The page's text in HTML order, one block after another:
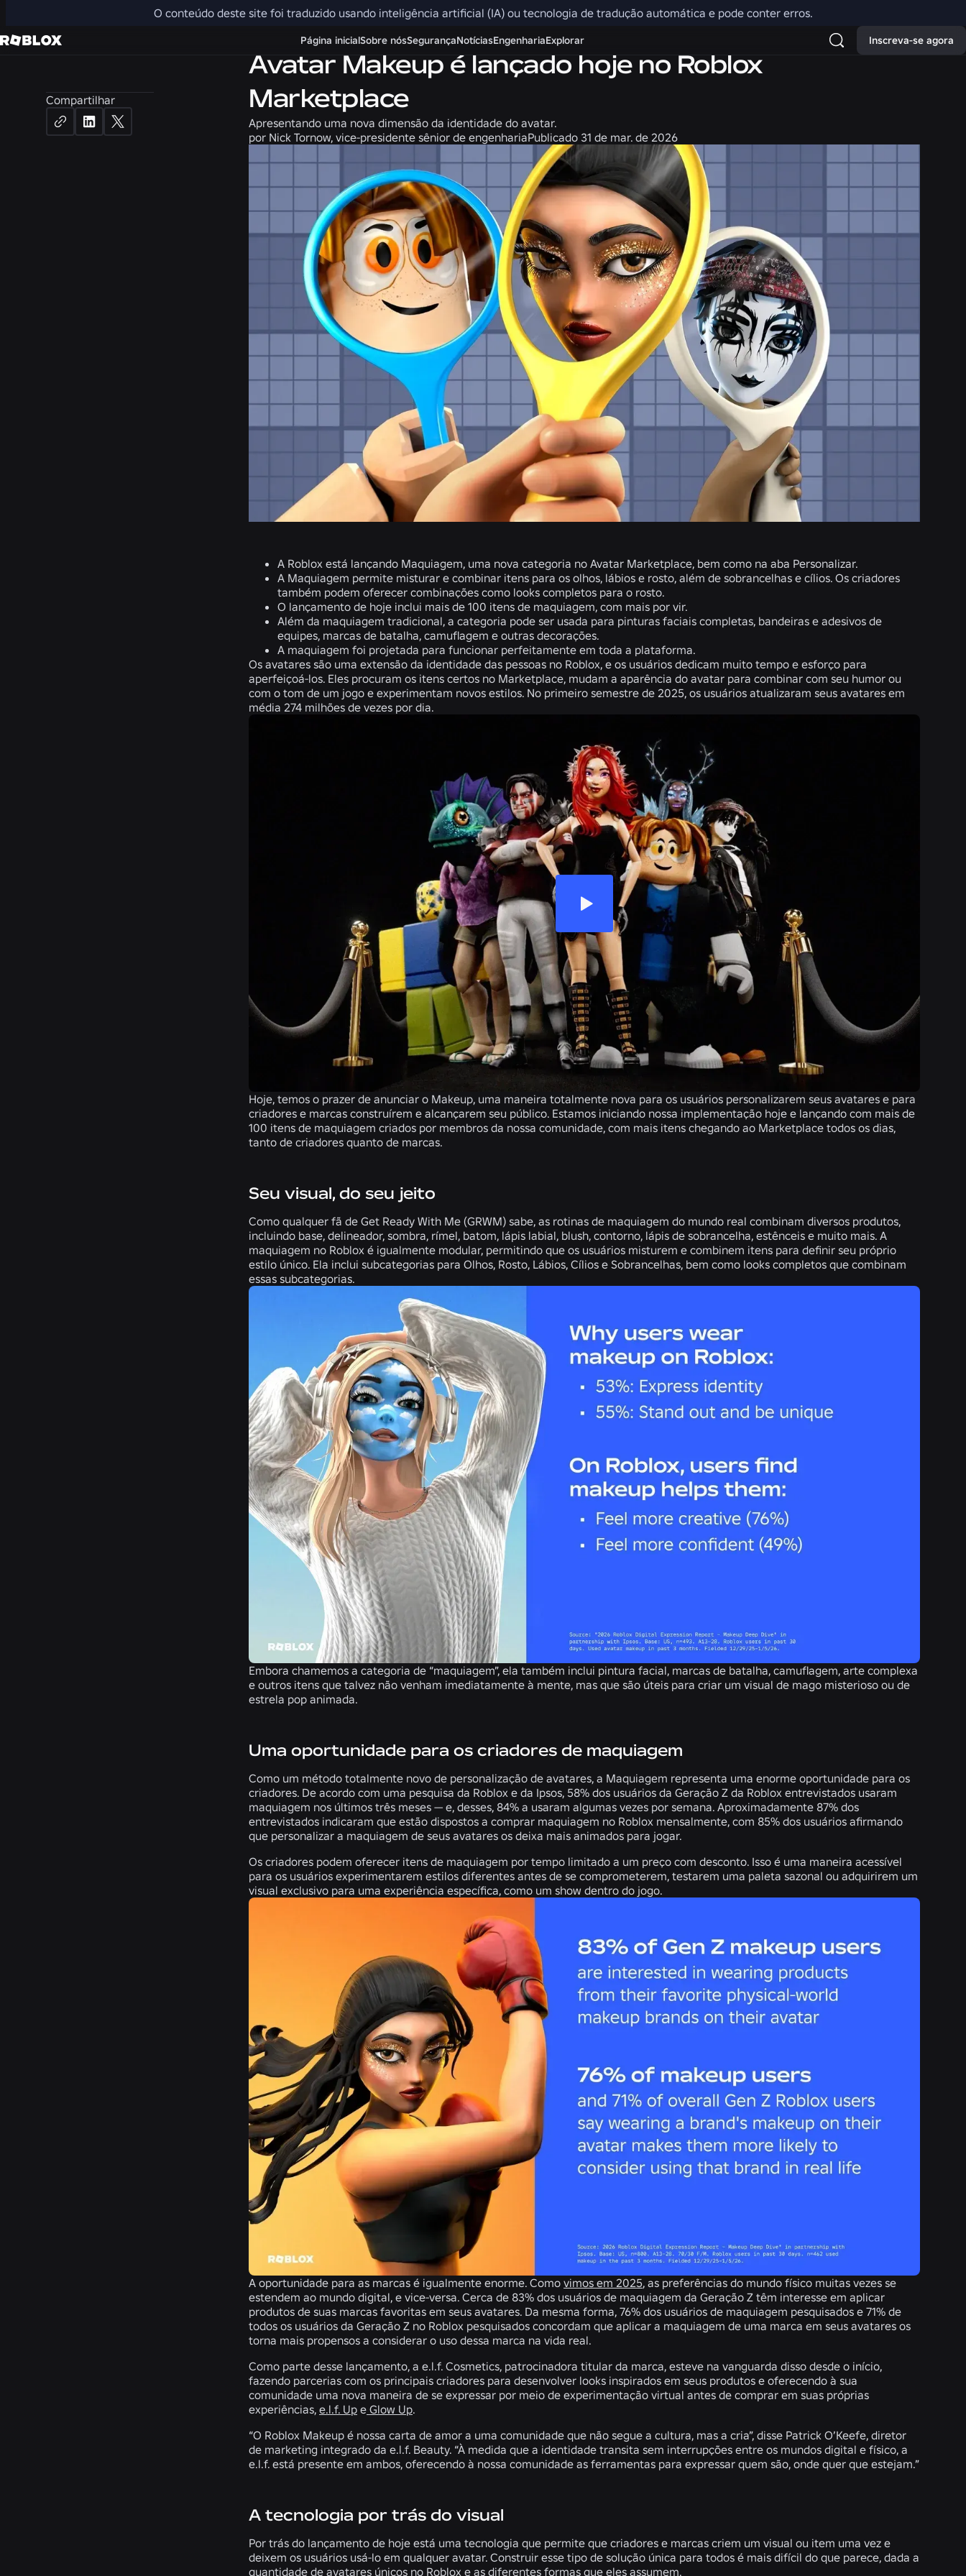
O conteúdo deste site foi traduzido usando inteligência artificial (IA) ou tecnologia de tradução automática e pode conter erros.
Página inicialSobre nósSegurançaNotíciasEngenhariaExplorar Inscreva-se agora
Compartilhar
Notícias Produto
Avatar Makeup é lançado hoje no Roblox
Marketplace
Apresentando uma nova dimensão da identidade do avatar.
por Nick Tornow, vice-presidente sênior de engenhariaPublicado 31 de mar. de 2026
A Roblox está lançando Maquiagem, uma nova categoria no Avatar Marketplace, bem como na aba Personalizar.
A Maquiagem permite misturar e combinar itens para os olhos, lábios e rosto, além de sobrancelhas e cílios. Os criadores
também podem oferecer combinações como looks completos para o rosto.
O lançamento de hoje inclui mais de 100 itens de maquiagem, com mais por vir.
Além da maquiagem tradicional, a categoria pode ser usada para pinturas faciais completas, bandeiras e adesivos de
equipes, marcas de batalha, camuflagem e outras decorações.
A maquiagem foi projetada para funcionar perfeitamente em toda a plataforma.
Os avatares são uma extensão da identidade das pessoas no Roblox, e os usuários dedicam muito tempo e esforço para
aperfeiçoá-los. Eles procuram os itens certos no Marketplace, mudam a aparência do avatar para combinar com seu humor ou
com o tom de um jogo e experimentam novos estilos. No primeiro semestre de 2025, os usuários atualizaram seus avatares em
média 274 milhões de vezes por dia.
Hoje, temos o prazer de anunciar o Makeup, uma maneira totalmente nova para os usuários personalizarem seus avatares e para
criadores e marcas construírem e alcançarem seu público. Estamos iniciando nossa implementação hoje e lançando com mais de
100 itens de maquiagem criados por membros da nossa comunidade, com mais itens chegando ao Marketplace todos os dias,
tanto de criadores quanto de marcas.
Seu visual, do seu jeito
Como qualquer fã de Get Ready With Me (GRWM) sabe, as rotinas de maquiagem do mundo real combinam diversos produtos,
incluindo base, delineador, sombra, rímel, batom, lápis labial, blush, contorno, lápis de sobrancelha, estênceis e muito mais. A
maquiagem no Roblox é igualmente modular, permitindo que os usuários misturem e combinem itens para definir seu próprio
estilo único. Ela inclui subcategorias para Olhos, Rosto, Lábios, Cílios e Sobrancelhas, bem como looks completos que combinam
essas subcategorias.
Embora chamemos a categoria de “maquiagem”, ela também inclui pintura facial, marcas de batalha, camuflagem, arte complexa
e outros itens que talvez não venham imediatamente à mente, mas que são úteis para criar um visual de mago misterioso ou de
estrela pop animada.
Uma oportunidade para os criadores de maquiagem
Como um método totalmente novo de personalização de avatares, a Maquiagem representa uma enorme oportunidade para os
criadores. De acordo com uma pesquisa da Roblox e da Ipsos, 58% dos usuários da Geração Z da Roblox entrevistados usaram
maquiagem nos últimos três meses — e, desses, 84% a usaram algumas vezes por semana. Aproximadamente 87% dos
entrevistados indicaram que estão dispostos a comprar maquiagem no Roblox mensalmente, com 85% dos usuários afirmando
que personalizar a maquiagem de seus avatares os deixa mais animados para jogar.
Os criadores podem oferecer itens de maquiagem por tempo limitado a um preço com desconto. Isso é uma maneira acessível
para os usuários experimentarem estilos diferentes antes de se comprometerem, testarem uma paleta sazonal ou adquirirem um
visual exclusivo para uma experiência específica, como um show dentro do jogo.
A oportunidade para as marcas é igualmente enorme. Como vimos em 2025, as preferências do mundo físico muitas vezes se
estendem ao mundo digital, e vice-versa. Cerca de 83% dos usuários de maquiagem da Geração Z têm interesse em aplicar
produtos de suas marcas favoritas em seus avatares. Da mesma forma, 76% dos usuários de maquiagem pesquisados e 71% de
todos os usuários da Geração Z no Roblox pesquisados concordam que aplicar a maquiagem de uma marca em seus avatares os
torna mais propensos a considerar o uso dessa marca na vida real.
Como parte desse lançamento, a e.l.f. Cosmetics, patrocinadora titular da marca, esteve na vanguarda disso desde o início,
fazendo parcerias com os principais criadores para desenvolver looks inspirados em seus produtos e oferecendo à sua
comunidade uma nova maneira de se expressar por meio de experimentação virtual antes de comprar em suas próprias
experiências, e.l.f. Up e Glow Up.
“O Roblox Makeup é nossa carta de amor a uma comunidade que não segue a cultura, mas a cria”, disse Patrick O’Keefe, diretor
de marketing integrado da e.l.f. Beauty. “À medida que a identidade transita sem interrupções entre os mundos digital e físico, a
e.l.f. está presente em ambos, oferecendo à nossa comunidade as ferramentas para expressar quem são, onde quer que estejam.”
A tecnologia por trás do visual
Por trás do lançamento de hoje está uma tecnologia que permite que criadores e marcas criem um visual ou item uma vez e
deixem os usuários usá-lo em qualquer avatar. Construir esse tipo de solução única para todos é mais difícil do que parece, dada a
quantidade de avatares únicos no Roblox e as diferentes formas que eles assumem.